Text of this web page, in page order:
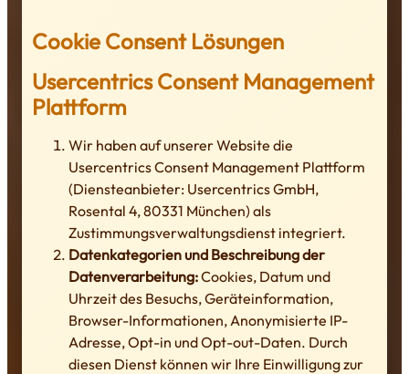
Cookie Consent Lösungen
Usercentrics Consent Management
Plattform
Wir haben auf unserer Website die
Usercentrics Consent Management Plattform
(Diensteanbieter: Usercentrics GmbH,
Rosental 4, 80331 München) als
Zustimmungsverwaltungsdienst integriert.
Datenkategorien und Beschreibung der
Datenverarbeitung:Cookies, Datum und
Uhrzeit des Besuchs, Geräteinformation,
Browser-Informationen, Anonymisierte IP-
Adresse, Opt-in und Opt-out-Daten. Durch
diesen Dienst können wir Ihre Einwilligung zur